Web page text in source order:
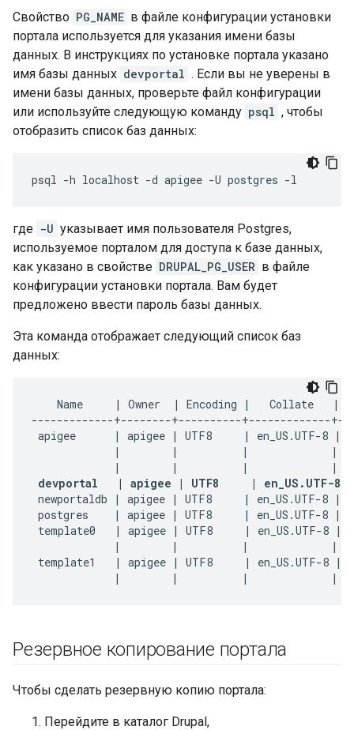
Свойство PG_NAME в файле конфигурации установки
портала используется для указания имени базы
данных. В инструкциях по установке портала указано
имя базы данных devportal . Если вы не уверены в
имени базы данных, проверьте файл конфигурации
или используйте следующую команду psql , чтобы
отобразить список баз данных:
psql -h localhost -d apigee -U postgres -l
где -U указывает имя пользователя Postgres,
используемое порталом для доступа к базе данных,
как указано в свойстве DRUPAL_PG_USER в файле
конфигурации установки портала. Вам будет
предложено ввести пароль базы данных.
Эта команда отображает следующий список баз
данных:
Name     | Owner  | Encoding |   Collate   |
-------------+--------+----------+-------------
apigee      | apigee | UTF8     | en_US.UTF-8 |
|
|          |             |
|
|          |             |
devportal   | apigee | UTF8     | en_US.UTF-8
newportaldb | apigee | UTF8     | en_US.UTF-8 |
postgres    | apigee | UTF8     | en_US.UTF-8 |
template0   | apigee | UTF8     | en_US.UTF-8 |
|
|          |             |
template1   | apigee | UTF8     | en_US.UTF-8 |
|
|          |             |
Резервное копирование портала
Чтобы сделать резервную копию портала:
Перейдите в каталог Drupal,